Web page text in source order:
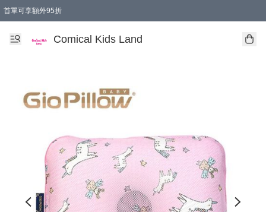
首單可享額外95折
Comical Kids Land